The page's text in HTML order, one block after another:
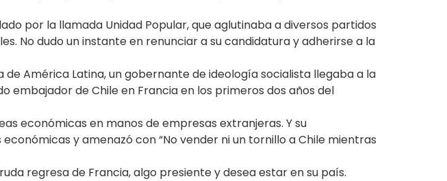
por la llamada Unidad Popular, que aglutinaba a diversos partidos
No dudo un instante en renunciar a su candidatura y adherirse a la
América Latina, un gobernante de ideología socialista llegaba a la
de Chile en Francia en los primeros dos años del
económicas en manos de empresas extranjeras. Y su
y amenazó con “No vender ni un tornillo a Chile mientras
regresa de Francia, algo presiente y desea estar en su país.